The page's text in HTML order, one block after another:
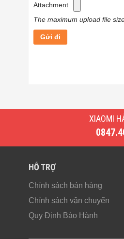
Thiết Kế Ngoại
Bộ kích điện khẩn
quá rờm rà. Vật liệu
chống mài mòn tốt.
Attachment
The maximum upload file
XIAOMI
HỖ TRỢ
Chính sách bán hàng
Chính sách vận chuyển
Quy Định Bảo Hành